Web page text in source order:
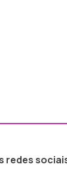
redes